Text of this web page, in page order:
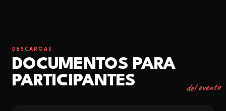
DESCARGAS
DOCUMENTOS PARA
PARTICIPANTES
del evento